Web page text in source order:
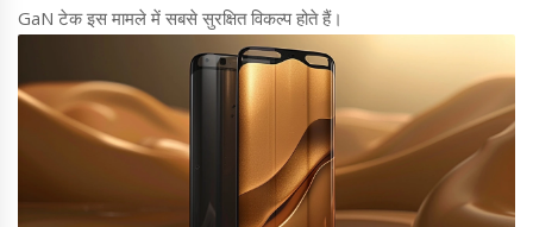
GaN टेक इस मामले में सबसे सुरक्षित विकल्प होते हैं।